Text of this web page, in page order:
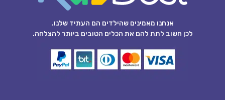
אנחנו מאמינים שהילדים הם העתיד שלנו.
לכן חשוב לתת להם את הכלים הטובים ביותר להצלחה.